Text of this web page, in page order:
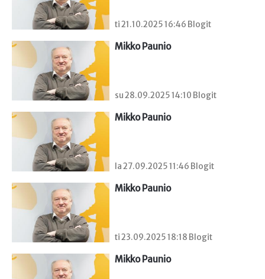
ti 21.10.2025 16:46 Blogit
Mikko Paunio
su 28.09.2025 14:10 Blogit
Mikko Paunio
la 27.09.2025 11:46 Blogit
Mikko Paunio
ti 23.09.2025 18:18 Blogit
Mikko Paunio